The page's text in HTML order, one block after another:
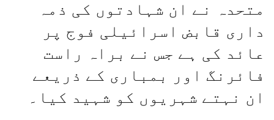
متحدہ نے ان شہادتوں کی ذمہ
داری قابض اسرائیلی فوج پر
عائد کی ہے جس نے براہ راست
فائرنگ اور بمباری کے ذریعے
ان نہتے شہریوں کو شہید کیا۔